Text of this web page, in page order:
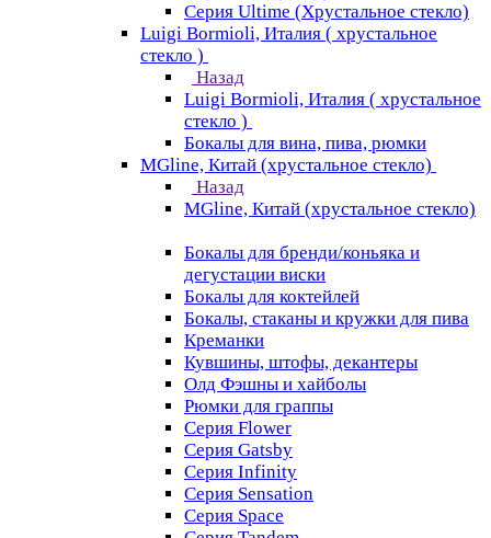
Серия Ultime (Хрустальное стекло)
Luigi Bormioli, Италия ( хрустальное
стекло )
Назад
Luigi Bormioli, Италия ( хрустальное
стекло )
Бокалы для вина, пива, рюмки
MGline, Китай (хрустальное стекло)
Назад
MGline, Китай (хрустальное стекло)
Бокалы для бренди/коньяка и
дегустации виски
Бокалы для коктейлей
Бокалы, стаканы и кружки для пива
Креманки
Кувшины, штофы, декантеры
Олд Фэшны и хайболы
Рюмки для граппы
Серия Flower
Серия Gatsby
Серия Infinity
Серия Sensation
Серия Space